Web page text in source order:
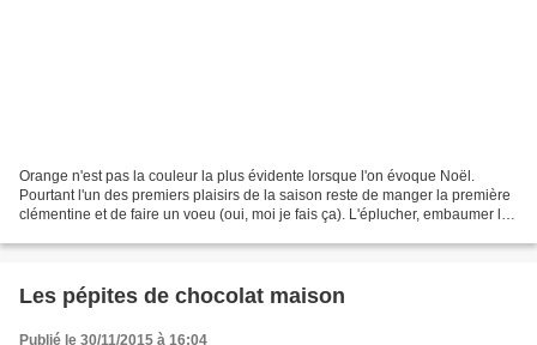
Orange n'est pas la couleur la plus évidente lorsque l'on évoque Noël.
Pourtant l'un des premiers plaisirs de la saison reste de manger la première
clémentine et de faire un voeu (oui, moi je fais ça). L'éplucher, embaumer la
Les pépites de chocolat maison
Publié le 30/11/2015 à 16:04